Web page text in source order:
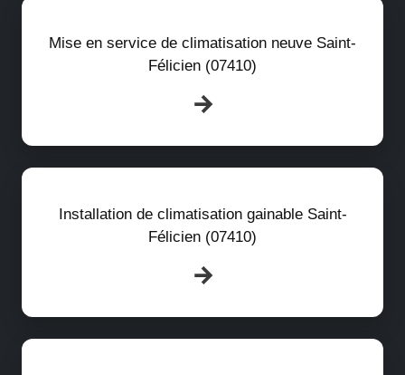
Mise en service de climatisation neuve Saint-
Félicien (07410)
Installation de climatisation gainable Saint-
Félicien (07410)